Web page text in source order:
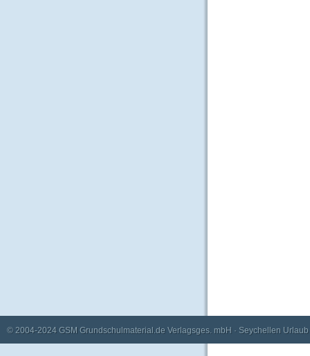
© 2004-2024 GSM Grundschulmaterial.de Verlagsges. mbH · Seychellen Urlaub